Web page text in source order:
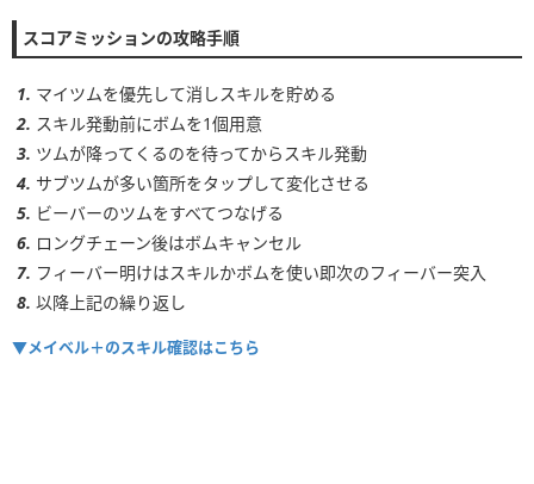
スコアミッションの攻略手順
マイツムを優先して消しスキルを貯める
スキル発動前にボムを1個用意
ツムが降ってくるのを待ってからスキル発動
サブツムが多い箇所をタップして変化させる
ビーバーのツムをすべてつなげる
ロングチェーン後はボムキャンセル
フィーバー明けはスキルかボムを使い即次のフィーバー突入
以降上記の繰り返し
▼メイベル＋のスキル確認はこちら